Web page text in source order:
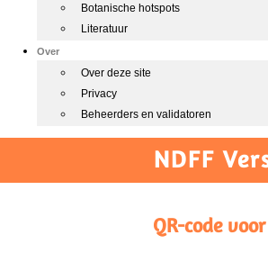
Botanische hotspots
Literatuur
Over
Over deze site
Privacy
Beheerders en validatoren
NDFF
QR-code